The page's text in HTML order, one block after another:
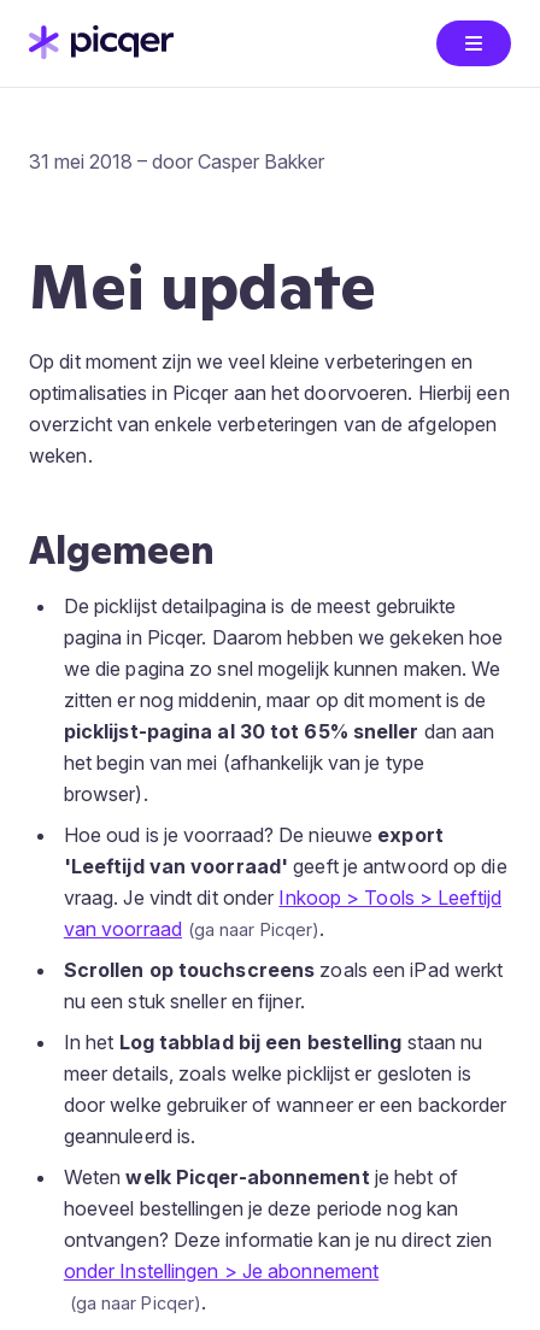
31 mei 2018 – door Casper Bakker
Mei update
Op dit moment zijn we veel kleine verbeteringen en
optimalisaties in Picqer aan het doorvoeren. Hierbij een
overzicht van enkele verbeteringen van de afgelopen
weken.
Algemeen
De picklijst detailpagina is de meest gebruikte
pagina in Picqer. Daarom hebben we gekeken hoe
we die pagina zo snel mogelijk kunnen maken. We
zitten er nog middenin, maar op dit moment is de
picklijst-pagina al 30 tot 65% sneller dan aan
het begin van mei (afhankelijk van je type
browser).
Hoe oud is je voorraad? De nieuwe export
'Leeftijd van voorraad' geeft je antwoord op die
vraag. Je vindt dit onder Inkoop > Tools > Leeftijd
van voorraad
.
Scrollen op touchscreens zoals een iPad werkt
nu een stuk sneller en fijner.
In het Log tabblad bij een bestelling staan nu
meer details, zoals welke picklijst er gesloten is
door welke gebruiker of wanneer er een backorder
geannuleerd is.
Wetenwelk Picqer-abonnementje hebt of
hoeveel bestellingen je deze periode nog kan
ontvangen? Deze informatie kan je nu direct zien
onder Instellingen > Je abonnement
.